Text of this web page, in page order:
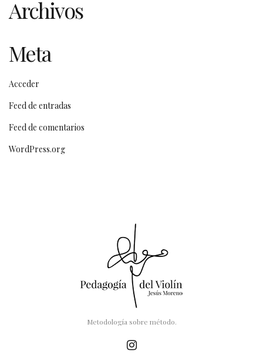
Archivos
Meta
Acceder
Feed de entradas
Feed de comentarios
WordPress.org
Metodología sobre método.